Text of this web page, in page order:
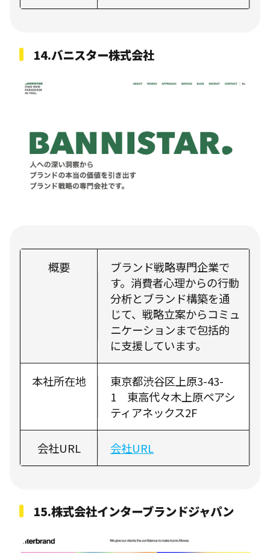
14.バニスター株式会社
概要
ブランド戦略専門企業で
す。消費者心理からの行動
分析とブランド構築を通
じて、戦略立案からコミュ
ニケーションまで包括的
に支援しています。
本社所在地
東京都渋谷区上原3-43-
1 東高代々木上原ペアシ
ティアネックス2F
会社URL 会社URL
15.株式会社インターブランドジャパン